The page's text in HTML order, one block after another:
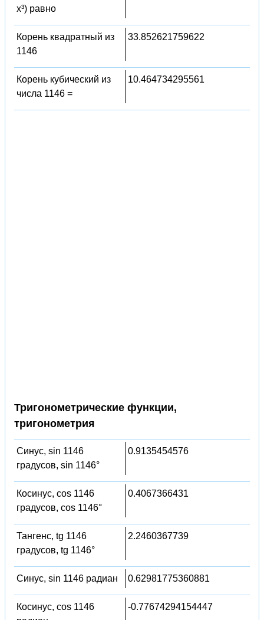
x³) равно
Корень квадратный из
1146
33.852621759622
Корень кубический из
числа 1146 =
10.464734295561
Тригонометрические функции,
тригонометрия
Синус, sin 1146
градусов, sin 1146°
0.9135454576
Косинус, cos 1146
градусов, cos 1146°
0.4067366431
Тангенс, tg 1146
градусов, tg 1146°
2.2460367739
Синус, sin 1146 радиан 0.62981775360881
Косинус, cos 1146
-0.77674294154447